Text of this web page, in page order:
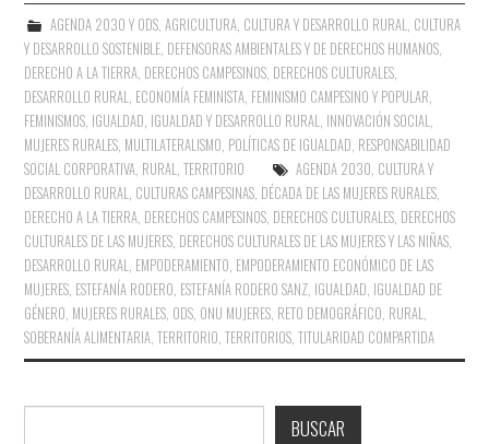
AGENDA 2030 Y ODS, AGRICULTURA, CULTURA Y DESARROLLO RURAL CULTURA
Y DESARROLLO SOSTENIBLE DEFENSORAS AMBIENTALES Y DE DERECHOS HUMANOS
DERECHO A LA TIERRA DERECHOS CAMPESINOS DERECHOS CULTURALES
DESARROLLO RURAL ECONOMÍA FEMINISTA FEMINISMO CAMPESINO Y POPULAR
FEMINISMOS IGUALDAD IGUALDAD Y DESARROLLO RURAL INNOVACIÓN SOCIAL
MUJERES RURALES MULTILATERALISMO POLÍTICAS DE IGUALDAD RESPONSABILIDAD
SOCIAL CORPORATIVA RURAL ,TERRITORIO AGENDA 2030 CULTURA Y
DESARROLLO RURAL CULTURAS CAMPESINAS DÉCADA DE LAS MUJERES RURALES
DERECHO A LA TIERRA DERECHOS CAMPESINOS DERECHOS CULTURALES DERECHOS
CULTURALES DE LAS MUJERES DERECHOS CULTURALES DE LAS MUJERES Y LAS NIÑAS
DESARROLLO RURAL EMPODERAMIENTO EMPODERAMIENTO ECONÓMICO DE LAS
MUJERES ESTEFANÍA RODERO ESTEFANÍA RODERO SANZ IGUALDAD IGUALDAD DE
GÉNERO MUJERES RURALES ODS ONU MUJERES RETO DEMOGRÁFICO RURAL
SOBERANÍA ALIMENTARIA ,TERRITORIO ,TERRITORIOS ,TITULARIDAD COMPARTIDA
BUSCAR